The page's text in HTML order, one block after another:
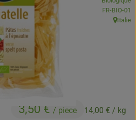
3,50 € / piece 14,00 € / kg
, Autorité
FR-BIO-01
,
Italie